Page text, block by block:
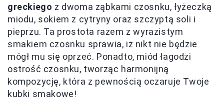
greckiego z dwoma ząbkami czosnku, łyżeczką
miodu, sokiem z cytryny oraz szczyptą soli i
pieprzu. Ta prostota razem z wyrazistym
smakiem czosnku sprawia, iż nikt nie będzie
mógł mu się oprzeć. Ponadto, miód łagodzi
ostrość czosnku, tworząc harmonijną
kompozycję, która z pewnością oczaruje Twoje
kubki smakowe!